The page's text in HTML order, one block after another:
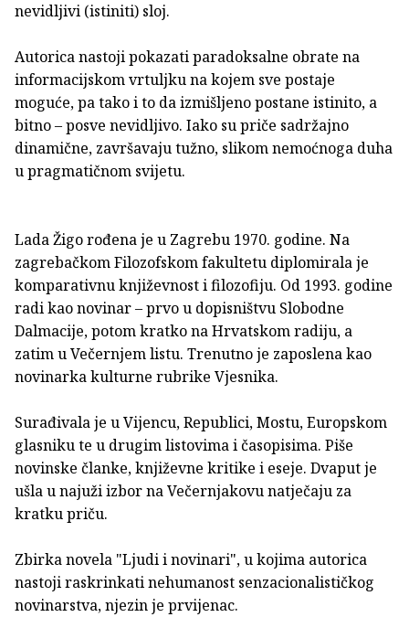
nevidljivi (istiniti) sloj.
Autorica nastoji pokazati paradoksalne obrate na
informacijskom vrtuljku na kojem sve postaje
moguće, pa tako i to da izmišljeno postane istinito, a
bitno – posve nevidljivo. Iako su priče sadržajno
dinamične, završavaju tužno, slikom nemoćnoga duha
u pragmatičnom svijetu.
Lada Žigo rođena je u Zagrebu 1970. godine. Na
zagrebačkom Filozofskom fakultetu diplomirala je
komparativnu književnost i filozofiju. Od 1993. godine
radi kao novinar – prvo u dopisništvu Slobodne
Dalmacije, potom kratko na Hrvatskom radiju, a
zatim u Večernjem listu. Trenutno je zaposlena kao
novinarka kulturne rubrike Vjesnika.
Surađivala je u Vijencu, Republici, Mostu, Europskom
glasniku te u drugim listovima i časopisima. Piše
novinske članke, književne kritike i eseje. Dvaput je
ušla u najuži izbor na Večernjakovu natječaju za
kratku priču.
Zbirka novela "Ljudi i novinari", u kojima autorica
nastoji raskrinkati nehumanost senzacionalističkog
novinarstva, njezin je prvijenac.